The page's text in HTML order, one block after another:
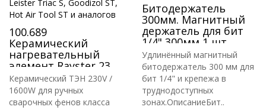
100.689
Керамический
нагревательный
элемент Rayster 230V
/ 1600W для Leister
Triac S, Goodizol ST,
Hot Air Tool ST и
Керамический ТЭН 230V /
1600W для ручных
сварочных фенов класса
Битодержатель
300мм. Магнитный
держатель для бит
1/4" 300мм 1 шт
Удлинённый магнитный
битодержатель 300 мм для
бит 1/4" и крепежа в
труднодоступных
зонах.ОписаниеБит..